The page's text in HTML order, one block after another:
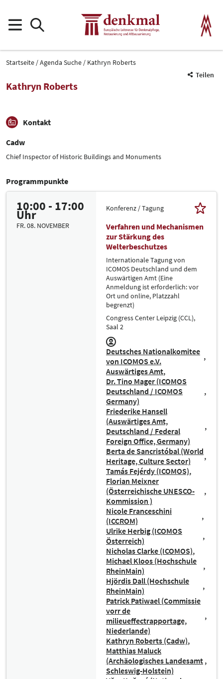
Startseite Agenda Suche
Kathryn Roberts
Teilen
Kathryn Roberts
Kontakt
Cadw
Chief Inspector of Historic Buildings and Monuments
Programmpunkte
10:00 - 17:00
Uhr
FR. 08. NOVEMBER
Konferenz / Tagung
Verfahren und Mechanismen
zur Stärkung des
Welterbeschutzes
Internationale Tagung von
ICOMOS Deutschland und dem
Auswärtigen Amt (Eine
Anmeldung ist erforderlich: vor
Ort und online, Platzzahl
begrenzt)
Congress Center Leipzig (CCL),
Saal 2
Deutsches Nationalkomitee
von ICOMOS e.V.
Auswärtiges Amt
Dr. Tino Mager (ICOMOS
Deutschland / ICOMOS
Germany)
Friederike Hansell
(Auswärtiges Amt,
Deutschland / Federal
Foreign Office, Germany)
Berta de Sancristóbal (World
Heritage, Culture Sector)
Tamás Fejérdy (ICOMOS)
Florian Meixner
(Österreichische UNESCO-
Kommission )
Nicole Franceschini
(ICCROM)
Ulrike Herbig (ICOMOS
Österreich)
Nicholas Clarke (ICOMOS)
Michael Kloos (Hochschule
RheinMain)
Hjördis Dall (Hochschule
RheinMain)
Patrick Patiwael (Commissie
vorr de
milieueffectrapportage,
Niederlande)
Kathryn Roberts (Cadw)
Matthias Maluck
(Archäologisches Landesamt
Schleswig-Holstein)